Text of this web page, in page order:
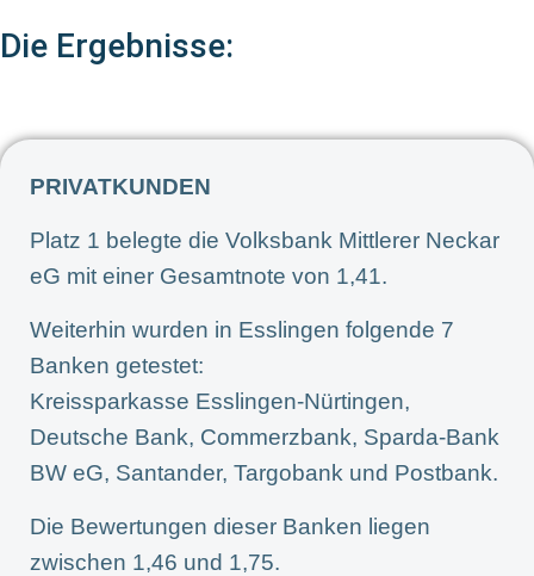
Die Ergebnisse:
PRIVATKUNDEN
Platz 1 belegte die Volksbank Mittlerer Neckar
eG mit einer Gesamtnote von 1,41.
Weiterhin wurden in Esslingen folgende 7
Banken getestet:
Kreissparkasse Esslingen-Nürtingen,
Deutsche Bank, Commerzbank, Sparda-Bank
BW eG, Santander, Targobank und Postbank.
Die Bewertungen dieser Banken liegen
zwischen 1,46 und 1,75.